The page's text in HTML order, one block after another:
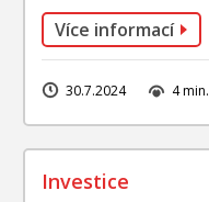
Více informací
30.7.2024 4 min.